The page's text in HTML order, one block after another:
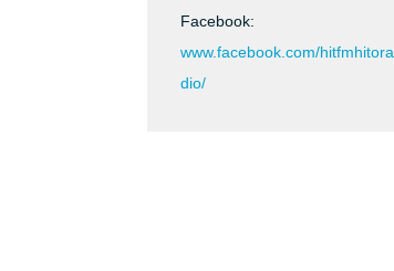
Facebook:
www.facebook.com/hitfmhitora
dio/